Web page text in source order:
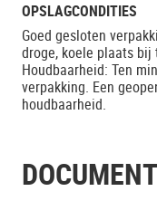
OPSLAGCONDITIES
Goed gesloten
droge, koele plaats bij
Houdbaarheid: Ten
verpakking. Een
houdbaarheid.